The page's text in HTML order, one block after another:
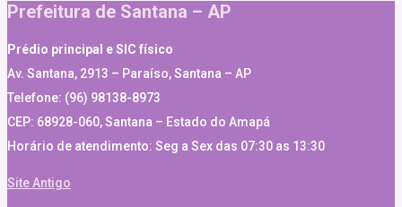
Prefeitura de Santana – AP
Prédio principal e SIC físico
Av. Santana, 2913 – Paraíso, Santana – AP
Telefone: (96) 98138-8973
CEP: 68928-060, Santana – Estado do Amapá
Horário de atendimento: Seg a Sex das 07:30 as 13:30
Site Antigo